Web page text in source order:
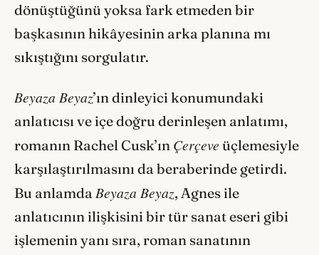
dönüştüğünü yoksa fark etmeden bir
başkasının hikâyesinin arka planına mı
sıkıştığını sorgulatır.
Beyaza Beyaz’ın dinleyici konumundaki
anlatıcısı ve içe doğru derinleşen anlatımı,
romanın Rachel Cusk’ın Çerçeve üçlemesiyle
karşılaştırılmasını da beraberinde getirdi.
Bu anlamda Beyaza Beyaz, Agnes ile
anlatıcının ilişkisini bir tür sanat eseri gibi
işlemenin yanı sıra, roman sanatının